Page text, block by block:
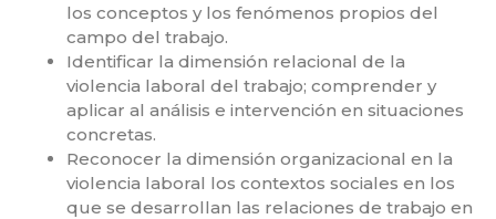
los conceptos y los fenómenos propios del
campo del trabajo.
Identificar la dimensión relacional de la
violencia laboral del trabajo; comprender y
aplicar al análisis e intervención en situaciones
concretas.
Reconocer la dimensión organizacional en la
violencia laboral los contextos sociales en los
que se desarrollan las relaciones de trabajo en